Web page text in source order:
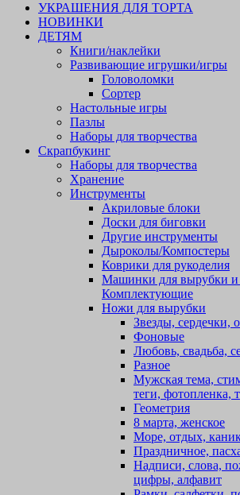
УКРАШЕНИЯ ДЛЯ ТОРТА
НОВИНКИ
ДЕТЯМ
Книги/наклейки
Развивающие игрушки/игры
Головоломки
Сортер
Настольные игры
Пазлы
Наборы для творчества
Скрапбукинг
Наборы для творчества
Хранение
Инструменты
Акриловые блоки
Доски для биговки
Другие инструменты
Дыроколы/Компостеры
Коврики для рукоделия
Машинки для вырубки и
Комплектующие
Ножи для вырубки
Звезды, сердечки,
Фоновые
Любовь, свадьба,
Разное
Мужская тема,
теги, фотопленка,
Геометрия
8 марта, женское
Море, отдых,
Праздничное,
Надписи, слова,
цифры, алфавит